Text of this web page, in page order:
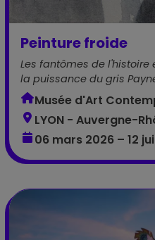
Peinture froide
Les fantômes de
la puissance du gris
Musée d'Art
LYON - Auvergne-
06 mars 2026 – 12